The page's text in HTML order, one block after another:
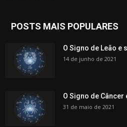
POSTS MAIS POPULARES
O Signo de Leão e
14 de junho de 2021
O Signo de
31 de maio de 2021